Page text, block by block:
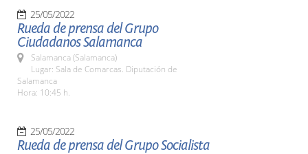
25/05/2022
Rueda de prensa del Grupo
Ciudadanos Salamanca
Salamanca (Salamanca)
Lugar: Sala de Comarcas. Diputación de
Salamanca
Hora: 10:45 h.
25/05/2022
Rueda de prensa del Grupo Socialista